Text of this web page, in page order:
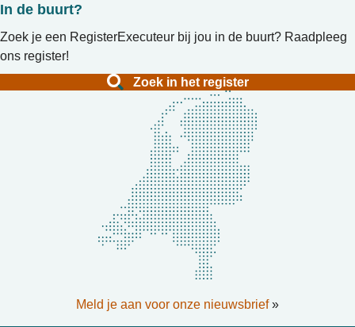
In de buurt?
Zoek je een RegisterExecuteur bij jou in de buurt? Raadpleeg
ons register!
Zoek in het register
Meld je aan voor onze nieuwsbrief»